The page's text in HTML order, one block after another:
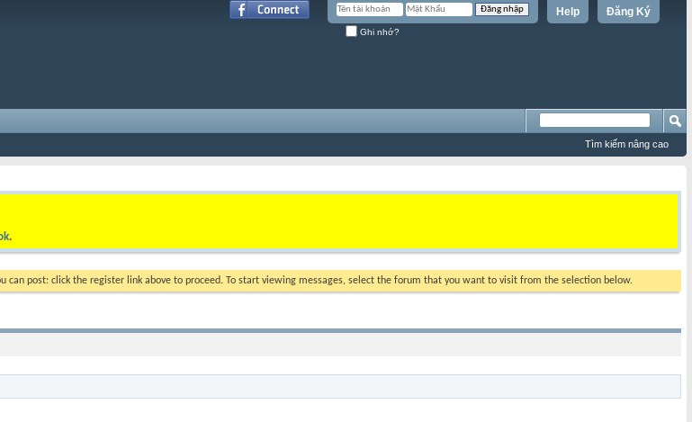
Đăng Ký
Help
Ghi nhớ?
Tìm kiếm nâng cao
.
can post: click the register link above to proceed. To start viewing messages, select the forum that you want to visit from the selection below.